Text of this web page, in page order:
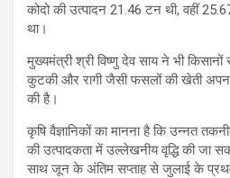
कोदो की उत्पादन 21.46 टन थी, वहीं
था।
मुख्यमंत्री श्री विष्णु देव साय ने भी
कुटकी और रागी जैसी फसलों की खेती
की है।
कृषि वैज्ञानिकों का मानना है कि उन्नत
की उत्पादकता में उल्लेखनीय वृद्धि की
साथ जून के अंतिम सप्ताह से जुलाई के